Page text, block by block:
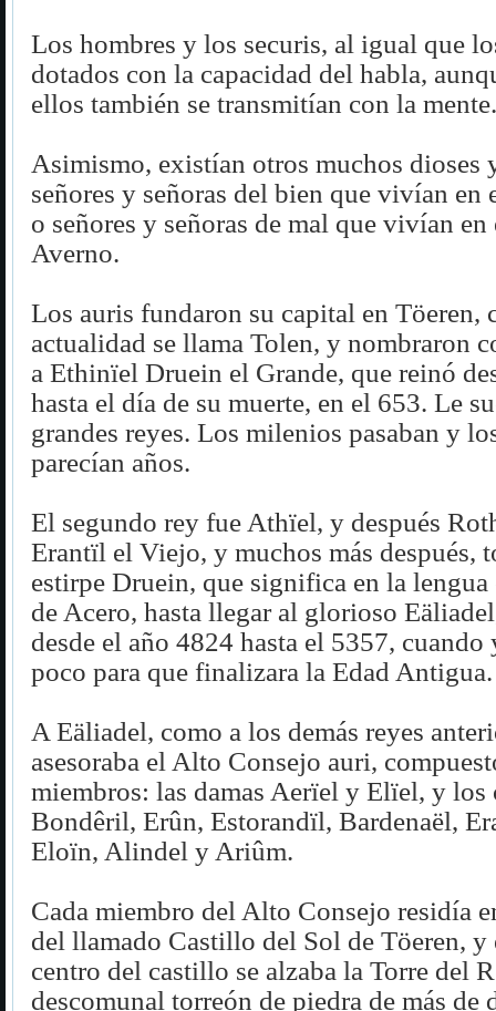
Los hombres y los securis, al igual que
dotados con la capacidad del habla,
ellos también se transmitían con la mente.
Asimismo, existían otros muchos dioses
señores y señoras del bien que vivían en
o señores y señoras de mal que vivían
Averno.
Los auris fundaron su capital en Töeren,
actualidad se llama Tolen, y nombraron
a Ethinïel Druein el Grande, que reinó
hasta el día de su muerte, en el 653. Le
grandes reyes. Los milenios pasaban y
parecían años.
El segundo rey fue Athïel, y después
Erantïl el Viejo, y muchos más después,
estirpe Druein, que significa en la
de Acero, hasta llegar al glorioso
desde el año 4824 hasta el 5357, cuando
poco para que finalizara la Edad Antigua.
A Eäliadel, como a los demás reyes
asesoraba el Alto Consejo auri,
miembros: las damas Aerïel y Elïel, y los
Bondêril, Erûn, Estorandïl, Bardenaël,
Eloïn, Alindel y Ariûm.
Cada miembro del Alto Consejo residía
del llamado Castillo del Sol de Töeren, y
centro del castillo se alzaba la Torre del
descomunal torreón de piedra de más de